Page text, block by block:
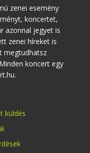
zenei esemény
koncertet,
azonnal jegyet is
zenei híreket is
megtudhatsz
koncert egy
küldés